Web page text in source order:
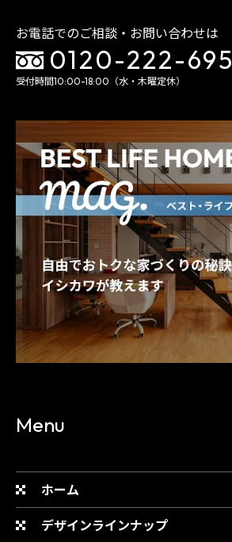
お電話でのご相談・お問い合わせは
0120-222-695
受付時間10:00-18:00（水・木曜定休）
Menu
ホーム
デザインラインナップ